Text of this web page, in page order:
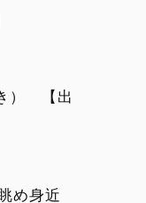
） 【出
め身近